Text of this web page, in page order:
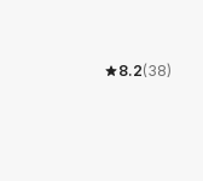
8.2(38)